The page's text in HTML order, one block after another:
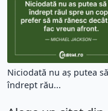
Niciodată nu aș putea
îndrept rău...